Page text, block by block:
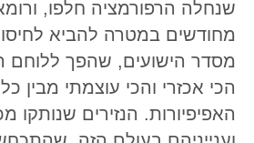
שנחלה הרפורמציה חלפו,
מחודשים במטרה להביא
מסדר הישועים, שהפך ללוחם
הכי אכזרי והכי עוצמתי מבין
האפיפיורות. הנזירים שנותקו